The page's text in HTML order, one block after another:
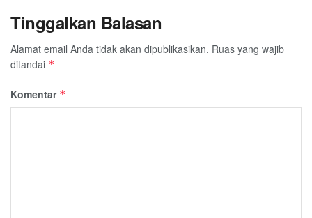
Tinggalkan Balasan
Alamat email Anda tidak akan dipublikasikan. Ruas yang wajib
ditandai *
Komentar *